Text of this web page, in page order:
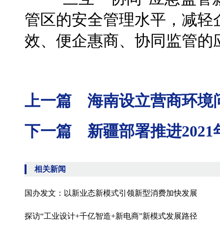
管区的安全管理水平，减
效、便企惠商、协同监管的
上一篇 海南设立营商环境
下一篇 新疆部署推进2021
相关新闻
国办发文：以新业态新模式引领新型消费加快发展
探访“工业设计+千亿智造+新电商”新模式发展路径